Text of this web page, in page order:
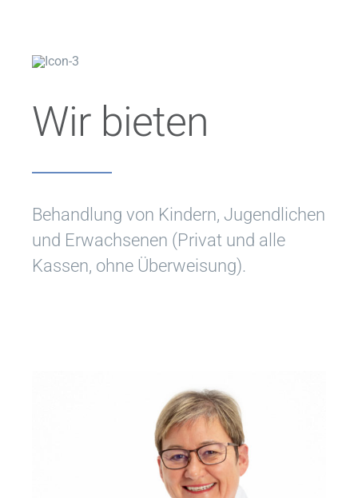
Wir bieten
Behandlung von Kindern, Jugendlichen
und Erwachsenen (Privat und alle
Kassen, ohne Überweisung).